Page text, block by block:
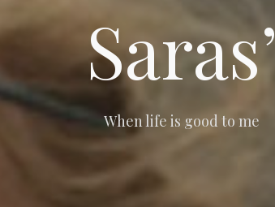
Saras’
When life is good to me